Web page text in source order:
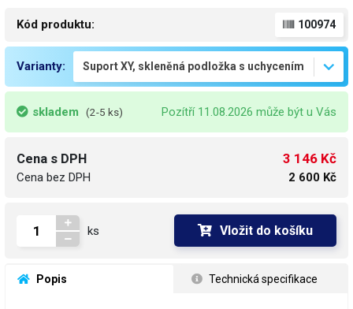
Kód produktu: 100974
Varianty:
skladem (2-5 ks) Pozítří 11.08.2026 může být u Vás
Cena s DPH
Cena bez DPH
3 146 Kč
2 600 Kč
ks Vložit do košíku
Popis Technická specifikace